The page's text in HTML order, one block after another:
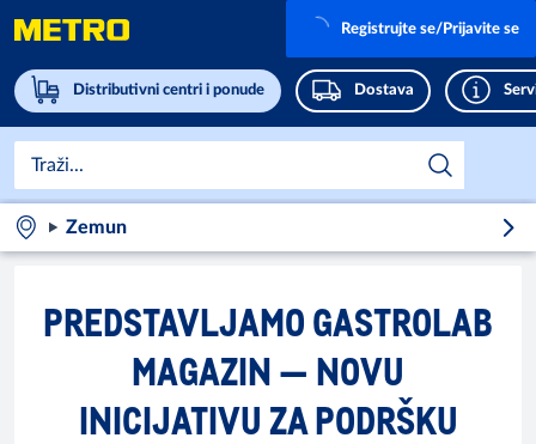
Distributivni centri i ponude Dostava
Registrujte se/Prijavite se
Zemun
PREDSTAVLJAMO GASTROLAB
MAGAZIN — NOVU
INICIJATIVU ZA PODRŠKU